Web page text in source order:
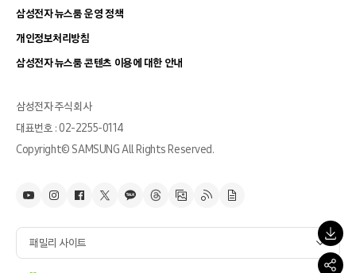
삼성전자 뉴스룸 운영 정책
개인정보처리방침
삼성전자 뉴스룸 콘텐츠 이용에 대한 안내
삼성전자 주식회사
대표번호 : 02-2255-0114
Copyright© SAMSUNG All Rights Reserved.
패밀리 사이트